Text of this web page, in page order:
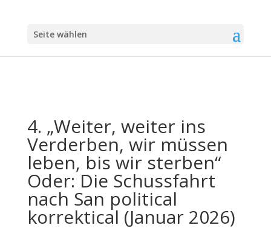
Seite wählen
4. „Weiter, weiter ins
Verderben, wir müssen
leben, bis wir sterben“
Oder: Die Schussfahrt
nach San political
korrektical (Januar 2026)